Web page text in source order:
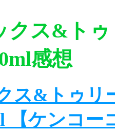
クス&ト
感想
ス&トゥリ
【ケンコー